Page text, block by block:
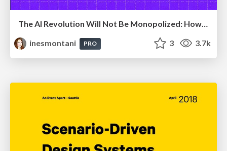
The AI Revolution Will Not Be Monopolized: How open-source beats economies of scale, even for LLMs
inesmontani
PRO 3 3.7k